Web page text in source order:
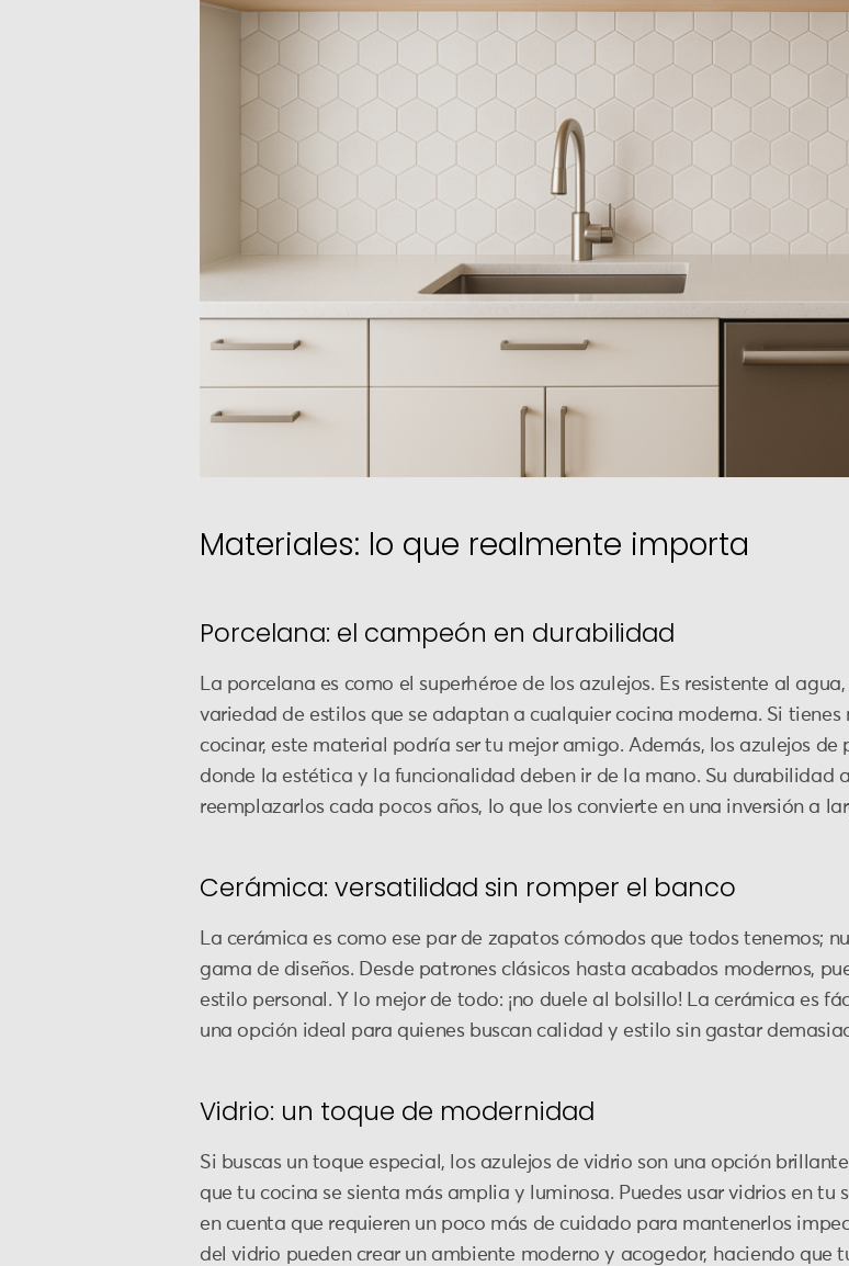
Materiales: lo que realmente importa
Porcelana: el campeón en durabilidad
La porcelana es como el superhéroe de los azulejos. Es resistente al
variedad de estilos que se adaptan a cualquier cocina moderna. Si tienes
cocinar, este material podría ser tu mejor amigo. Además, los azulejos
donde la estética y la funcionalidad deben ir de la mano. Su durabilidad
reemplazarlos cada pocos años, lo que los convierte en una inversión a
Cerámica: versatilidad sin romper el banco
La cerámica es como ese par de zapatos cómodos que todos tenemos;
gama de diseños. Desde patrones clásicos hasta acabados modernos,
estilo personal. Y lo mejor de todo: ¡no duele al bolsillo! La cerámica es
una opción ideal para quienes buscan calidad y estilo sin gastar
Vidrio: un toque de modernidad
Si buscas un toque especial, los azulejos de vidrio son una opción
que tu cocina se sienta más amplia y luminosa. Puedes usar vidrios en
en cuenta que requieren un poco más de cuidado para mantenerlos
del vidrio pueden crear un ambiente moderno y acogedor, haciendo que